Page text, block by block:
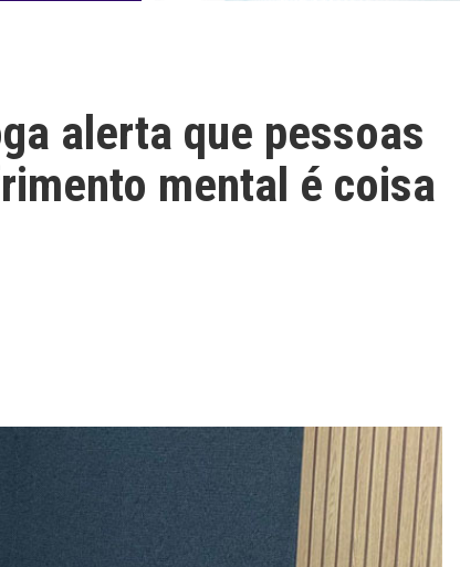
alerta que pessoas
mental é coisa